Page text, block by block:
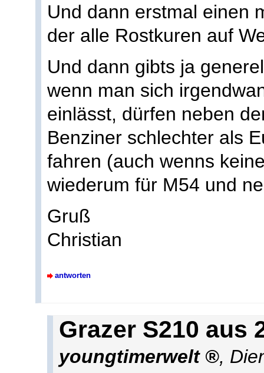
Und dann erstmal einen
der alle Rostkuren auf
Und dann gibts ja
wenn man sich
einlässt, dürfen neben
Benziner schlechter als
fahren (auch wenns
wiederum für M54 und
Gruß
Christian
antworten
Grazer S210 aus
youngtimerwelt ,